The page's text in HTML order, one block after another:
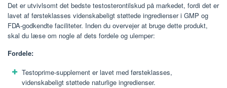
Det er utvivlsomt det bedste testosterontilskud på markedet, fordi det er
lavet af førsteklasses videnskabeligt støttede ingredienser i GMP og
FDA-godkendte faciliteter. Inden du overvejer at bruge dette produkt,
skal du læse om nogle af dets fordele og ulemper:
Fordele:
Testoprime-supplement er lavet med førsteklasses,
videnskabeligt støttede naturlige ingredienser.